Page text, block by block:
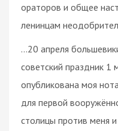
ораторов и общее
ленинцам
…20 апреля
советский праздник 1
опубликована моя
для первой
столицы против меня